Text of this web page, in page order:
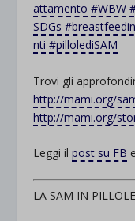
attamento #WBW
SDGs #
nti #pillolediSAM
Trovi gli
http://mami.org/
http://mami.org/
Leggi ilpost su FB
LA SAM IN PILLOLE